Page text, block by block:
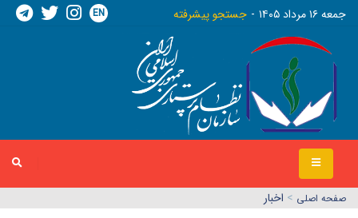
جمعه ١٦ مرداد ١٤٠٥ جستجو پیشرفته EN
صفحه اصلي > اخبار